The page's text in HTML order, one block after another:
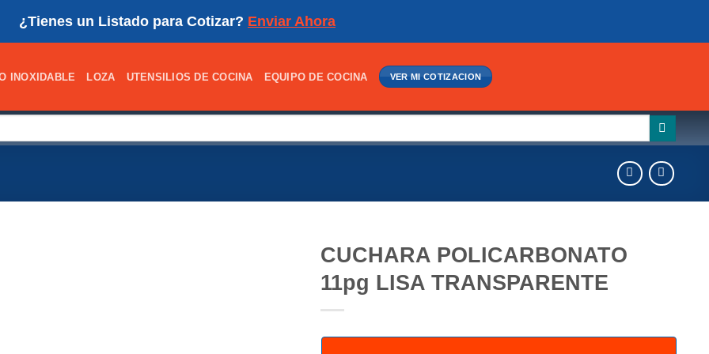
¿Tienes un Listado para Cotizar? Enviar Ahora
INOXIDABLE LOZA UTENSILIOS DE COCINA EQUIPO DE COCINA VER MI COTIZACION
CUCHARA POLICARBONATO
11pg LISA TRANSPARENTE